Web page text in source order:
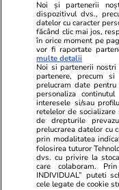
GSP.RO
Confesiune
„microbuzul
ne-a despărțit...”
PARTENERI
Noi și partenerii
dispozitivul dvs.,
datelor cu caracter
făcând clic mai jos,
în orice moment pe
vor fi raportate
multe detalii
Noi si partenerii
partenere, precum
prelucram date
personaliza
interesele si/sau
retelelor de
de drepturile
prelucrarea datelor cu
prin modalitatea
folosirea tuturor
dvs. cu privire la
care colaboram.
INDIVIDUAL” puteti
cele legate de cookie